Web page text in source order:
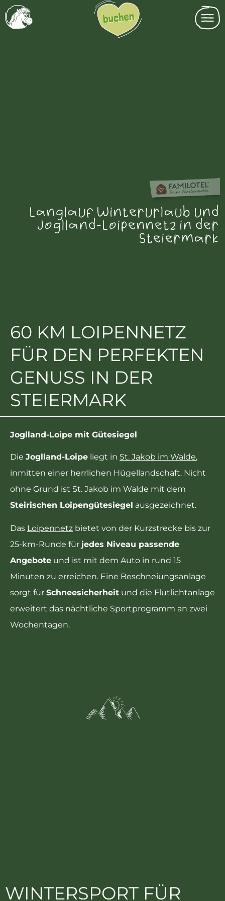
Langlauf Winterurlaub und
Joglland-Loipennetz in der
Steiermark
60 KM LOIPENNETZ
FÜR DEN PERFEKTEN
GENUSS IN DER
STEIERMARK
Joglland-Loipe mit Gütesiegel
Die Joglland-Loipe liegt in St. Jakob im Walde,
inmitten einer herrlichen Hügellandschaft. Nicht
ohne Grund ist St. Jakob im Walde mit dem
Steirischen Loipengütesiegel ausgezeichnet.
Das Loipennetz bietet von der Kurzstrecke bis zur
25-km-Runde für jedes Niveau passende
Angebote und ist mit dem Auto in rund 15
Minuten zu erreichen. Eine Beschneiungsanlage
sorgt für Schneesicherheit und die Flutlichtanlage
erweitert das nächtliche Sportprogramm an zwei
Wochentagen.
WINTERSPORT FÜR